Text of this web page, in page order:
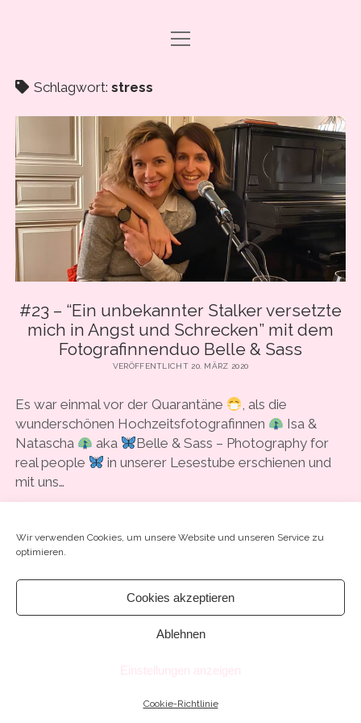
Wir verwenden Cookies, um unsere Website und unseren Service zu
optimieren.
Cookies akzeptieren
Ablehnen
Einstellungen anzeigen
Cookie-Richtlinie
DRAMA CARBONARA, BABY!
PODCAST FOLGEN
SHOP
ÜBER UNS
PRESSE
EVENTS & BOOKING
INFO Menü
IMPRESSUM
ANLEITUNG ZUM PODCAST-HÖREN
COOKIE-RICHTLINIE (EU)
facebook
instagram
youtube
emailspotify
Menü
öffnen
Schlagwort: stress
#23 – “Ein unbekannter Stalker versetzte
mich in Angst und Schrecken” mit dem
Fotografinnenduo Belle & Sass
VERÖFFENTLICHT 20. MÄRZ 2020
Es war einmal vor der Quarantäne
, als die
wunderschönen Hochzeitsfotografinnen
Isa &
Natascha
aka
Belle & Sass – Photography for
real people
in unserer Lesestube erschienen und
mit uns…
WEITERLESEN#23
UNBEKANNTER
STALKER
UND
MIT
SCHREIB EINEN KOMMENTAR